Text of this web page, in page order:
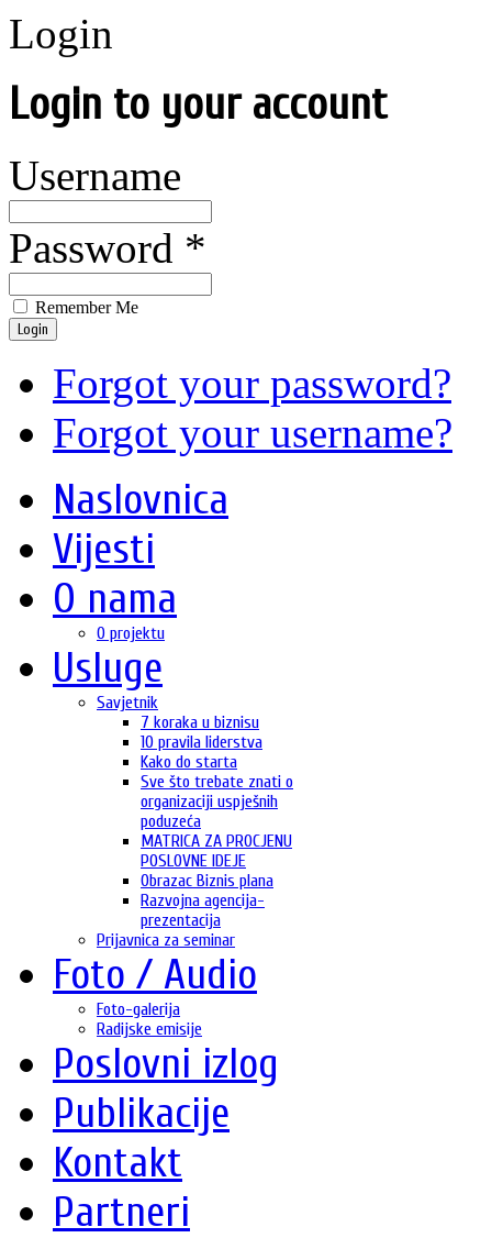
Login
Login to your account
Username
Password *
Remember Me
Login
Forgot your password?
Forgot your username?
Naslovnica
Vijesti
O nama
O projektu
Usluge
Savjetnik
7 koraka u biznisu
10 pravila liderstva
Kako do starta
Sve što trebate znati o
organizaciji uspješnih
poduzeća
MATRICA ZA PROCJENU
POSLOVNE IDEJE
Obrazac Biznis plana
Razvojna agencija-
prezentacija
Prijavnica za seminar
Foto / Audio
Foto-galerija
Radijske emisije
Poslovni izlog
Publikacije
Kontakt
Partneri